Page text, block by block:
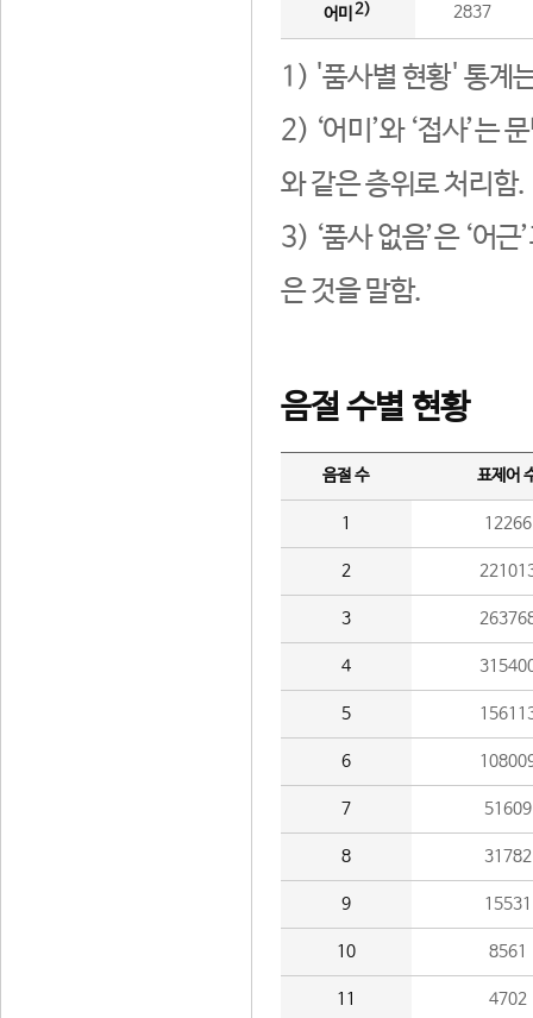
어미 2) 2837
1) '품사별 현황' 통계
2) ‘어미’와 ‘접사’는
와 같은 층위로 처리함.
3) ‘품사 없음’은 ‘어
은 것을 말함.
음절 수별 현황
음절 수 표제어
1 12266
2
3
4
5
6
7 51609
8 31782
9 15531
10 8561
11 4702